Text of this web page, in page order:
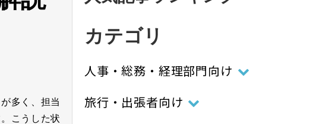
多く、担当
こうした状
カテゴリ
人事・総務・経理部門向け
旅行・出張者向け